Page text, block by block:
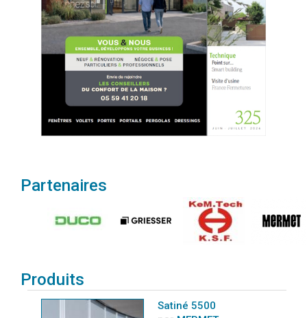
Partenaires
Produits
Satiné 5500